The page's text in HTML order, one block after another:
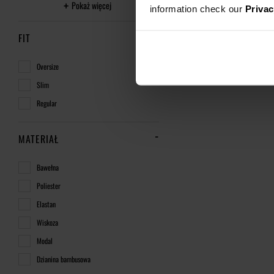
information check our
Pokaż więcej
FIT
Oversize
Slim
Regular
MATERIAŁ
Bawełna
Poliester
Elastan
Wiskoza
Modal
Dzianina bambusowa